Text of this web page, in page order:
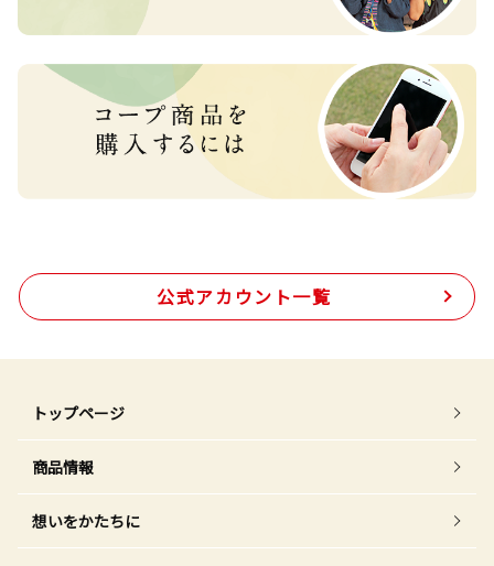
公式アカウント一覧
トップページ
商品情報
想いをかたちに